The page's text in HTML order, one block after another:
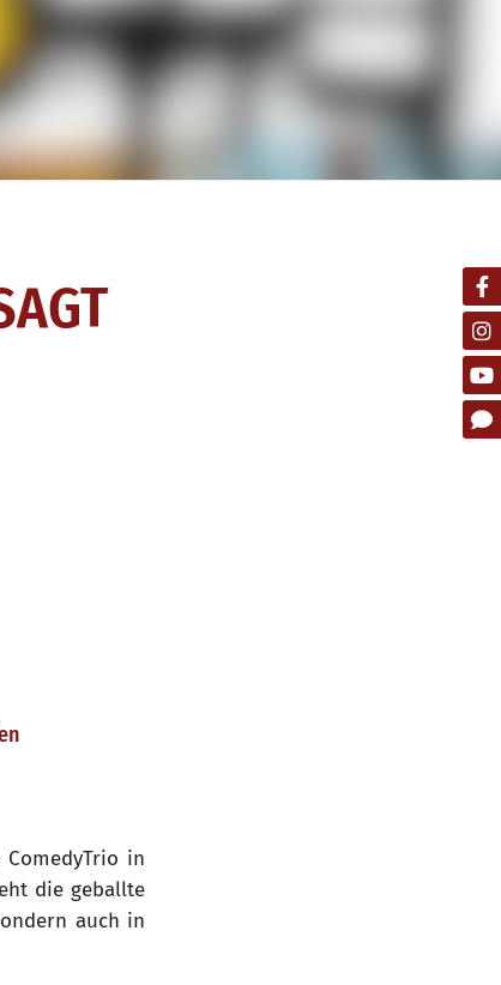
in
die geballte
auch in